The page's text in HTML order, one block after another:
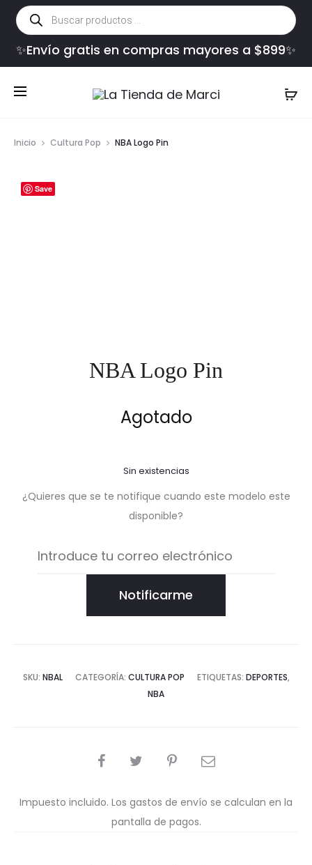
Búsqueda
de
productos
✨Envío gratis en compras mayores a $899✨
Inicio Cultura Pop NBA Logo Pin
Save
NBA Logo Pin
Agotado
Sin existencias
¿Quieres que se te notifique cuando este modelo este
disponible?
Notificarme
SKU: NBAL CATEGORÍA: CULTURA POP ETIQUETAS: DEPORTES,
NBA
COMPARTIR
Impuesto incluido. Los gastos de envío se calculan en la
pantalla de pagos.